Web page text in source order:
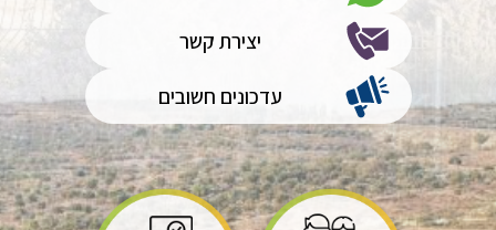
שירותים בקליק
יצירת קשר
עדכונים חשובים